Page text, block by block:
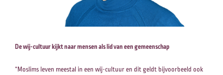
De wij-cultuur kijkt naar mensen als lid van een gemeenschap
“Moslims leven meestal in een wij-cultuur en dit geldt bijvoorbeeld ook